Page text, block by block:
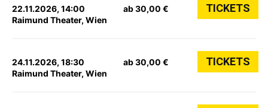
22.11.2026, 14:00
Raimund Theater, Wien
ab 30,00 € TICKETS
24.11.2026, 18:30
Raimund Theater, Wien
ab 30,00 € TICKETS